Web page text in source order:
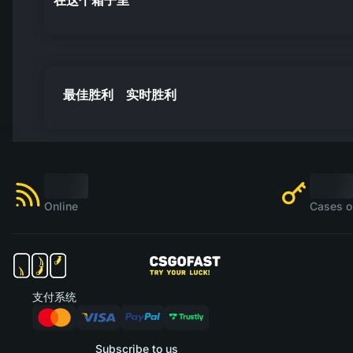
最佳胜利 实时胜利
Online Cases
Subscribe to us
支付系统